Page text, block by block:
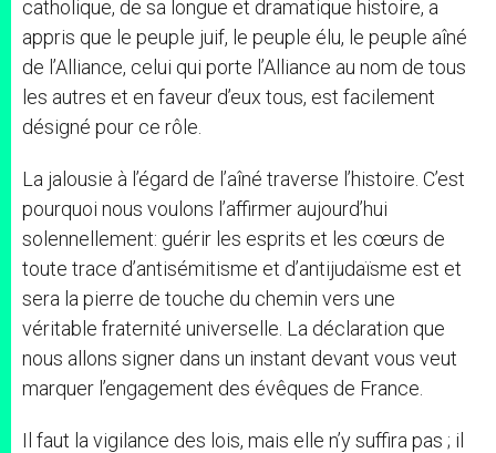
catholique, de sa longue et dramatique histoire, a
appris que le peuple juif, le peuple élu, le peuple aîné
de l’Alliance, celui qui porte l’Alliance au nom de tous
les autres et en faveur d’eux tous, est facilement
désigné pour ce rôle.
La jalousie à l’égard de l’aîné traverse l’histoire. C’est
pourquoi nous voulons l’affirmer aujourd’hui
solennellement: guérir les esprits et les cœurs de
toute trace d’antisémitisme et d’antijudaïsme est et
sera la pierre de touche du chemin vers une
véritable fraternité universelle. La déclaration que
nous allons signer dans un instant devant vous veut
marquer l’engagement des évêques de France.
Il faut la vigilance des lois, mais elle n’y suffira pas ; il